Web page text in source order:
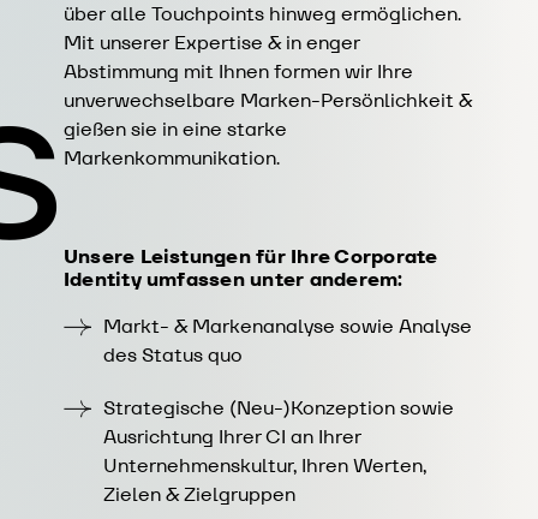
über alle Touchpoints hinweg ermöglichen.
Mit unserer Expertise & in enger
Abstimmung mit Ihnen formen wir Ihre
unverwechselbare Marken-Persönlichkeit &
gießen sie in eine starke
Markenkommunikation.
Unsere Leistungen für Ihre Corporate
Identity umfassen unter anderem:
Markt- & Markenanalyse sowie Analyse
des Status quo
Strategische (Neu-)Konzeption sowie
Ausrichtung Ihrer CI an Ihrer
Unternehmenskultur, Ihren Werten,
Zielen & Zielgruppen